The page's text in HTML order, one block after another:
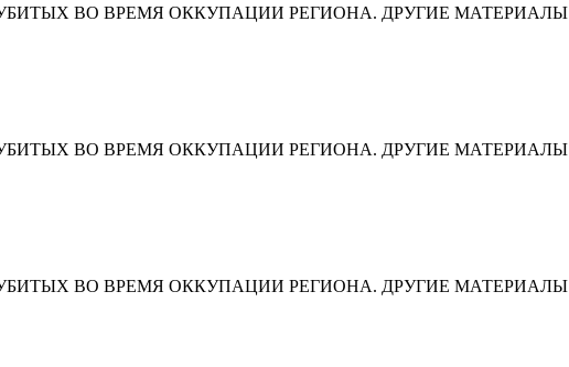
ВО ВРЕМЯ ОККУПАЦИИ РЕГИОНА. ДРУГИЕ МАТЕРИАЛЫ
ВО ВРЕМЯ ОККУПАЦИИ РЕГИОНА. ДРУГИЕ МАТЕРИАЛЫ
ВО ВРЕМЯ ОККУПАЦИИ РЕГИОНА. ДРУГИЕ МАТЕРИАЛЫ